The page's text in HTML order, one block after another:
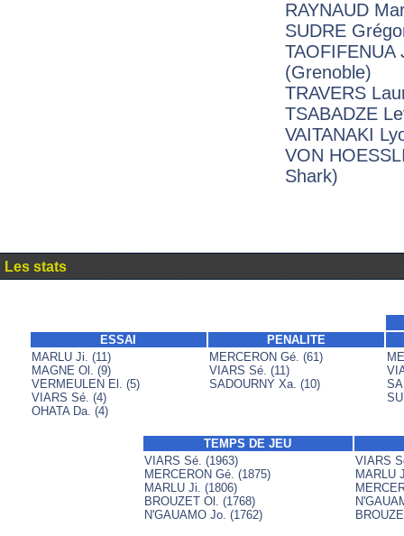
RAYNAUD
SUDRE
TAOFIFENUA
(Grenoble)
TRAVERS
TSABADZE
VAITANAKI
VON
Shark)
Les stats
ESSAI
PENALITE
MARLU Ji. (11)
MAGNE Ol. (9)
VERMEULEN El. (5)
VIARS Sé. (4)
OHATA Da. (4)
MERCERON Gé. (61)
VIARS Sé. (11)
SADOURNY Xa. (10)
TEMPS DE JEU
VIARS Sé. (1963)
MERCERON Gé. (1875)
MARLU Ji. (1806)
BROUZET Ol. (1768)
N'GAUAMO Jo. (1762)
VIARS
MARLU